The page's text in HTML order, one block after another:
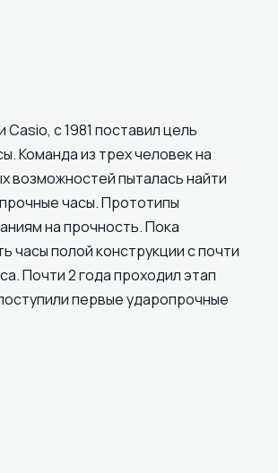
с 1981 поставил цель
Команда из трех человек на
возможностей пыталась найти
часы. Прототипы
на прочность. Пока
часы полой конструкции с почти
Почти 2 года проходил этап
первые ударопрочные